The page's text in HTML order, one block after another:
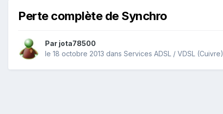
Perte complète de Synchro
Par jota78500
le 18 octobre 2013 dans Services ADSL / VDSL (Cuivre)